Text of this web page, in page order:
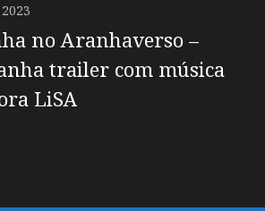
no Aranhaverso –
trailer com música
LiSA